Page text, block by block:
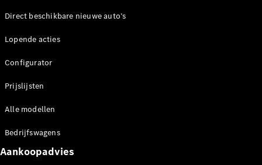
Mercedes-
MPV
Alle MPVs
EQV
Direct beschikbare nieuwe auto’s
Lopende acties
Configurator
Prijslijsten
Alle modellen
Bedrijfswagens
Aankoopadvies